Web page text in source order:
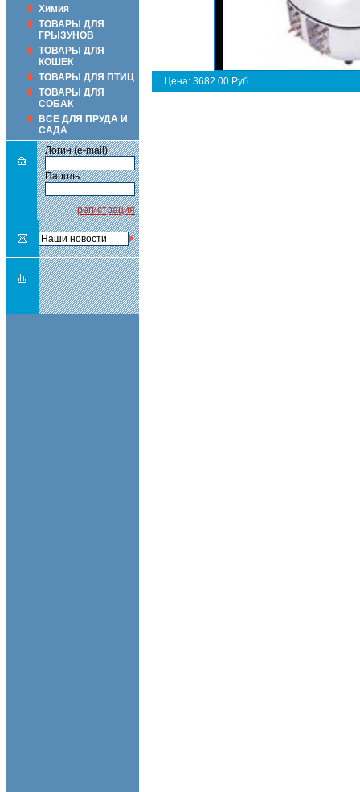
Химия
ТОВАРЫ ДЛЯ
ГРЫЗУНОВ
ТОВАРЫ ДЛЯ
КОШЕК
ТОВАРЫ ДЛЯ ПТИЦ
ТОВАРЫ ДЛЯ
СОБАК
ВСЕ ДЛЯ ПРУДА И
САДА
Логин (e-mail)
Пароль
регистрация
Цена: 3682.00 Руб.